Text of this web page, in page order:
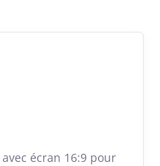
écran 16:9 pour